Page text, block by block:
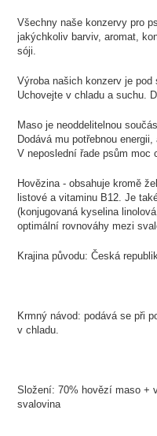
Všechny naše konzervy pro
jakýchkoliv barviv, aromat,
sóji.
Výroba našich konzerv je
Uchovejte v chladu a suchu.
Maso je neoddelitelnou
Dodává mu potřebnou
V neposlední řade psům moc
Hovězina - obsahuje kromě
listové a vitaminu B12. Je
(konjugovaná kyselina
optimální rovnováhy mezi
Krajina původu: Česká
Krmný návod: podává se při
v chladu.
Složení: 70% hovězí maso +
svalovina